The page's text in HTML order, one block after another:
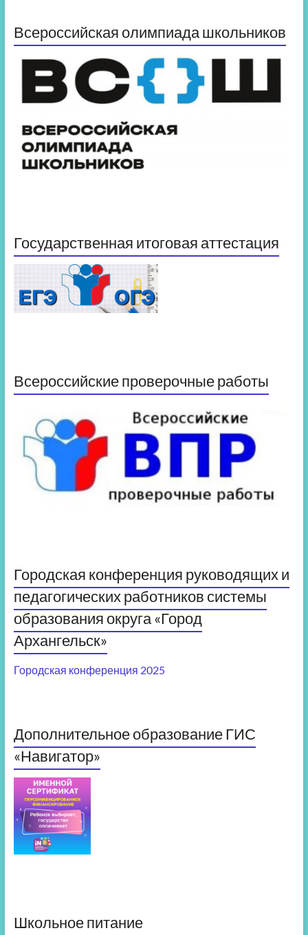
Всероссийская олимпиада школьников
Государственная итоговая аттестация
Всероссийские проверочные работы
Городская конференция руководящих и
педагогических работников системы
образования округа «Город
Архангельск»
Городская конференция 2025
Дополнительное образование ГИС
«Навигатор»
Школьное питание